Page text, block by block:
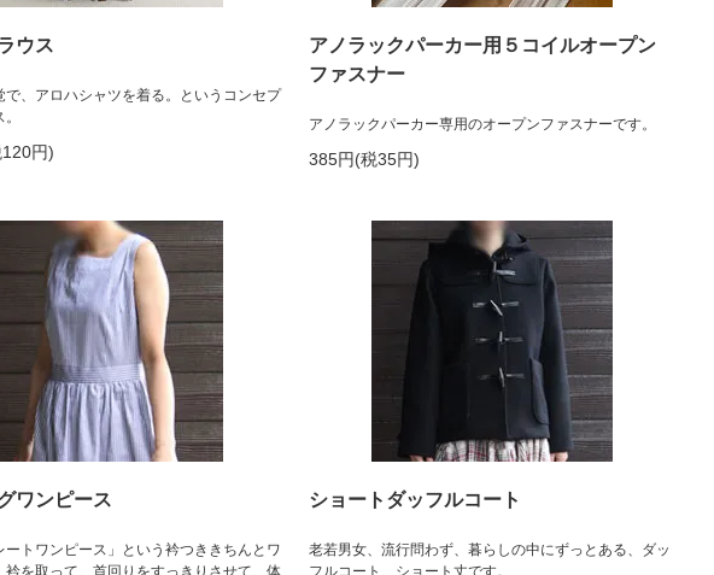
ウス
で、アロハシャツを着る。というコンセプ
円)
アノラックパーカー用５コイルオープン
ファスナー
アノラックパーカー専用のオープンファスナーです。
385円(税35円)
ワンピース
ートワンピース」という衿つききちんとワ
衿を取って、首回りをすっきりさせて、体
ショートダッフルコート
老若男女、流行問わず、暮らしの中にずっとある、ダッ
フルコート、ショート丈です。